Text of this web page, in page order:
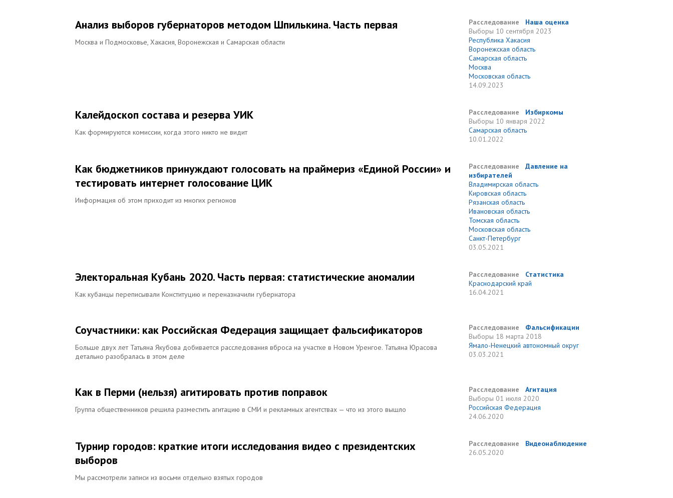
Анализ выборов губернаторов методом Шпилькина. Часть первая
Москва и Подмосковье, Хакасия, Воронежская и Самарская области
Расследование
Наша оценка
Выборы 10 сентября 2023
Республика Хакасия
Воронежская область
Самарская область
Москва
Московская область
14.09.2023
Калейдоскоп состава и резерва УИК
Как формируются комиссии, когда этого никто не видит
Расследование
Избиркомы
Выборы 10 января 2022
Самарская область
10.01.2022
Как бюджетников принуждают голосовать на праймериз «Единой России» и
тестировать интернет голосование ЦИК
Информация об этом приходит из многих регионов
Расследование
Давление на
избирателей
Владимирская область
Кировская область
Рязанская область
Ивановская область
Томская область
Московская область
Санкт-Петербург
03.05.2021
Электоральная Кубань 2020. Часть первая: статистические аномалии
Как кубанцы переписывали Конституцию и переназначили губернатора
Расследование
Статистика
Краснодарский край
16.04.2021
Соучастники: как Российская Федерация защищает фальсификаторов
Больше двух лет Татьяна Якубова добивается расследования вброса на участке в Новом Уренгое. Татьяна Юрасова
детально разобралась в этом деле
Расследование
Фальсификации
Выборы 18 марта 2018
Ямало-Ненецкий автономный округ
03.03.2021
Как в Перми (нельзя) агитировать против поправок
Группа общественников решила разместить агитацию в СМИ и рекламных агентствах — что из этого вышло
Расследование
Агитация
Выборы 01 июля 2020
Российская Федерация
24.06.2020
Турнир городов: краткие итоги исследования видео с президентских
выборов
Мы рассмотрели записи из восьми отдельно взятых городов
Расследование
Видеонаблюдение
26.05.2020